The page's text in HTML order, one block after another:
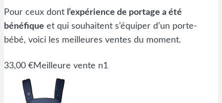
Pour ceux dont l’expérience de portage a été
bénéfique et qui souhaitent s’équiper d’un porte-
bébé, voici les meilleures ventes du moment.
33,00 €Meilleure vente n1